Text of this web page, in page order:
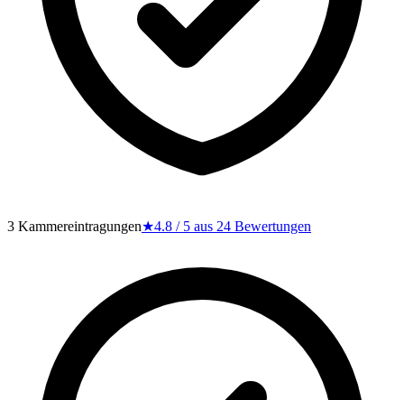
3 Kammereintragungen★4.8 / 5 aus 24 Bewertungen